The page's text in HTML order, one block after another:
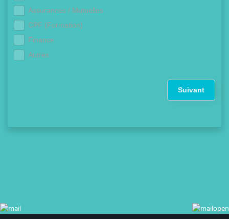
Assurances / Mutuelles
CPF (Formation)
Finance
Autres
Suivant